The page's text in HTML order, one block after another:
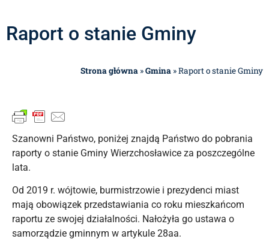
Raport o stanie Gminy
Strona główna »Gmina »Raport o stanie Gminy
Szanowni Państwo, poniżej znajdą Państwo do pobrania
raporty o stanie Gminy Wierzchosławice za poszczególne
lata.
Od 2019 r. wójtowie, burmistrzowie i prezydenci miast
mają obowiązek przedstawiania co roku mieszkańcom
raportu ze swojej działalności. Nałożyła go ustawa o
samorządzie gminnym w artykule 28aa.